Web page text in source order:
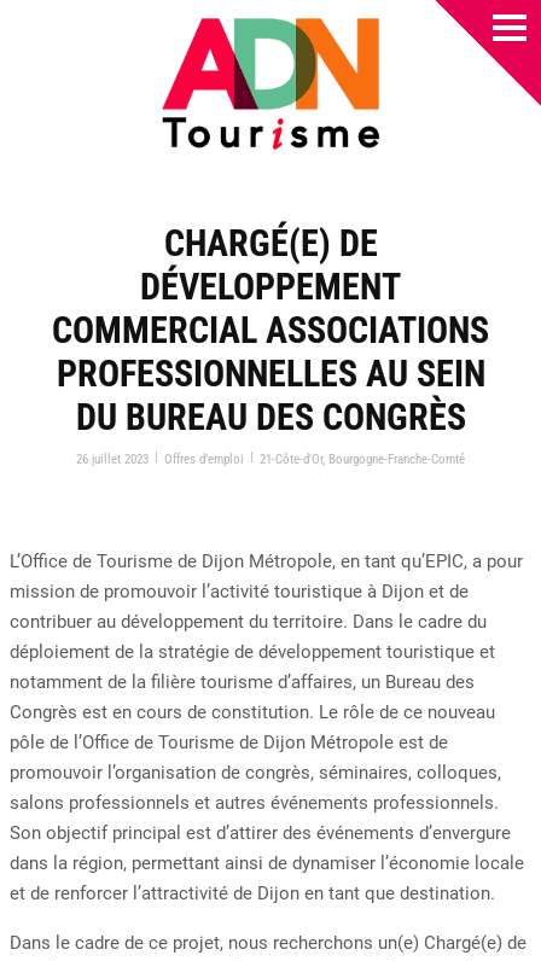
CHARGÉ(E) DE
DÉVELOPPEMENT
COMMERCIAL ASSOCIATIONS
PROFESSIONNELLES AU SEIN
DU BUREAU DES CONGRÈS
26 juillet 2023 | Offres d’emploi | 21-Côte-d'Or, Bourgogne-Franche-Comté
L’Office de Tourisme de Dijon Métropole, en tant qu’EPIC, a pour
mission de promouvoir l’activité touristique à Dijon et de
contribuer au développement du territoire. Dans le cadre du
déploiement de la stratégie de développement touristique et
notamment de la filière tourisme d’affaires, un Bureau des
Congrès est en cours de constitution. Le rôle de ce nouveau
pôle de l’Office de Tourisme de Dijon Métropole est de
promouvoir l’organisation de congrès, séminaires, colloques,
salons professionnels et autres événements professionnels.
Son objectif principal est d’attirer des événements d’envergure
dans la région, permettant ainsi de dynamiser l’économie locale
et de renforcer l’attractivité de Dijon en tant que destination.
Dans le cadre de ce projet, nous recherchons un(e) Chargé(e) de